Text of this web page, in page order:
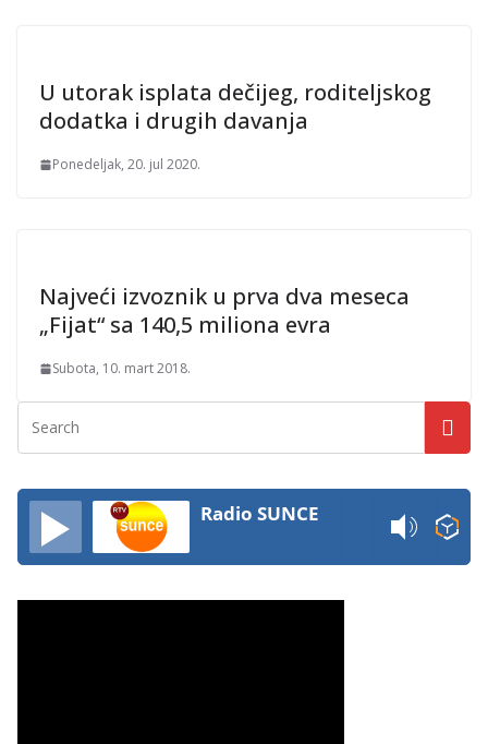
U utorak isplata dečijeg, roditeljskog
dodatka i drugih davanja
Ponedeljak, 20. jul 2020.
Najveći izvoznik u prva dva meseca
„Fijat“ sa 140,5 miliona evra
Subota, 10. mart 2018.
Radio SUNCE